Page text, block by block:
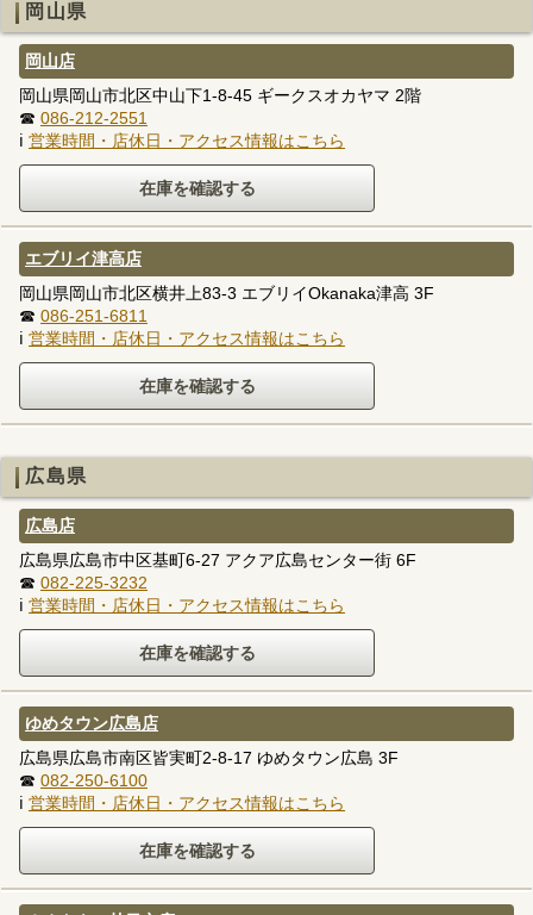
岡山県
岡山店
岡山県岡山市北区中山下1-8-45 ギークスオカヤマ 2階
☎ 086-212-2551
ℹ 営業時間・店休日・アクセス情報はこちら
エブリイ津高店
岡山県岡山市北区横井上83-3 エブリイOkanaka津高 3F
☎ 086-251-6811
ℹ 営業時間・店休日・アクセス情報はこちら
広島県
広島店
広島県広島市中区基町6-27 アクア広島センター街 6F
☎ 082-225-3232
ℹ 営業時間・店休日・アクセス情報はこちら
ゆめタウン広島店
広島県広島市南区皆実町2-8-17 ゆめタウン広島 3F
☎ 082-250-6100
ℹ 営業時間・店休日・アクセス情報はこちら